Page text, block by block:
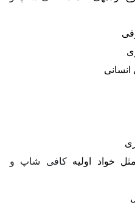
خواد اولیهکافی شاپ و